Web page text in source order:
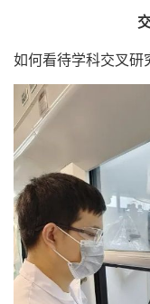
如何看待学科交叉研